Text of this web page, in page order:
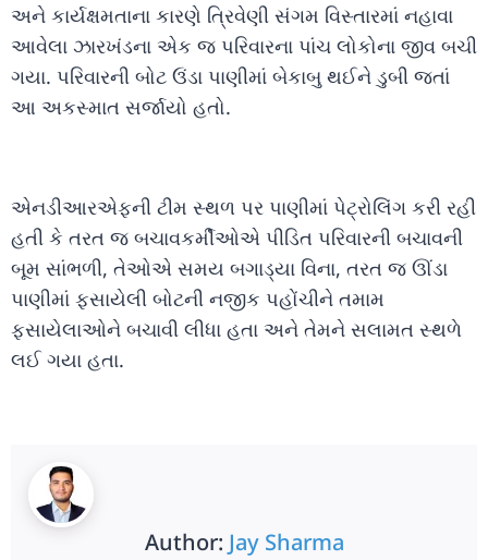
અને કાર્યક્ષમતાના કારણે ત્રિવેણી સંગમ વિસ્તારમાં નહાવા
આવેલા ઝારખંડના એક જ પરિવારના પાંચ લોકોના જીવ બચી
ગયા. પરિવારની બોટ ઉંડા પાણીમાં બેકાબુ થઈને ડુબી જતાં
આ અકસ્માત સર્જાયો હતો.
એનડીઆરએફની ટીમ સ્થળ પર પાણીમાં પેટ્રોલિંગ કરી રહી
હતી કે તરત જ બચાવકર્મીઓએ પીડિત પરિવારની બચાવની
બૂમ સાંભળી, તેઓએ સમય બગાડ્યા વિના, તરત જ ઊંડા
પાણીમાં ફસાયેલી બોટની નજીક પહોંચીને તમામ
ફસાયેલાઓને બચાવી લીધા હતા અને તેમને સલામત સ્થળે
લઈ ગયા હતા.
Author: Jay Sharma